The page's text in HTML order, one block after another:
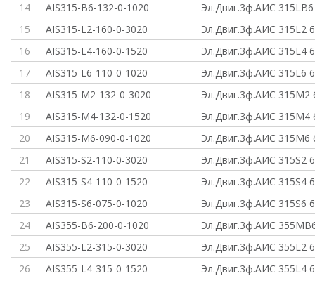
14
AIS315-B6-132-0-1020
Эл.Двиг.3ф.АИС
15
AIS315-L2-160-0-3020
Эл.Двиг.3ф.АИС 315L2
16
AIS315-L4-160-0-1520
Эл.Двиг.3ф.АИС 315L4
17
AIS315-L6-110-0-1020
Эл.Двиг.3ф.АИС 315L6
18
AIS315-M2-132-0-3020
Эл.Двиг.3ф.АИС 315M2
19
AIS315-M4-132-0-1520
Эл.Двиг.3ф.АИС 315M4
20
AIS315-M6-090-0-1020
Эл.Двиг.3ф.АИС 315M6
21
AIS315-S2-110-0-3020
Эл.Двиг.3ф.АИС 315S2
22
AIS315-S4-110-0-1520
Эл.Двиг.3ф.АИС 315S4
23
AIS315-S6-075-0-1020
Эл.Двиг.3ф.АИС 315S6
24
AIS355-B6-200-0-1020
Эл.Двиг.3ф.АИС
25
AIS355-L2-315-0-3020
Эл.Двиг.3ф.АИС 355L2
26
AIS355-L4-315-0-1520
Эл.Двиг.3ф.АИС 355L4